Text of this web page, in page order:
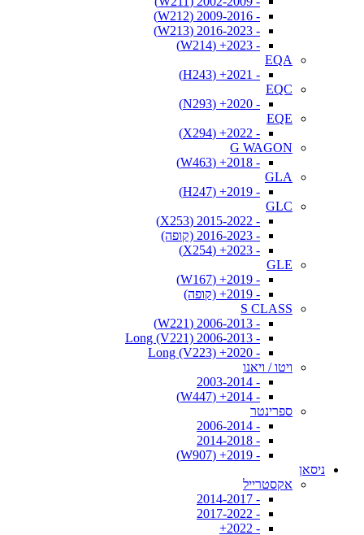
- 2009-2016 (W212)
- 2016-2023 (W213)
- 2023+ (W214)
EQA
- 2021+ (H243)
EQC
- 2020+ (N293)
EQE
- 2022+ (X294)
G WAGON
- 2018+ (W463)
GLA
- 2019+ (H247)
GLC
- 2015-2022 (X253)
- 2016-2023 (קופה)
- 2023+ (X254)
GLE
- 2019+ (W167)
- 2019+ (קופה)
S CLASS
- 2006-2013 (W221)
- 2006-2013 Long (V221)
- 2020+ Long (V223)
ויטו / ויאנו
- 2003-2014
- 2014+ (W447)
ספרינטר
- 2006-2014
- 2014-2018
- 2019+ (W907)
ניסאן
אקסטרייל
- 2014-2017
- 2017-2022
- 2022+